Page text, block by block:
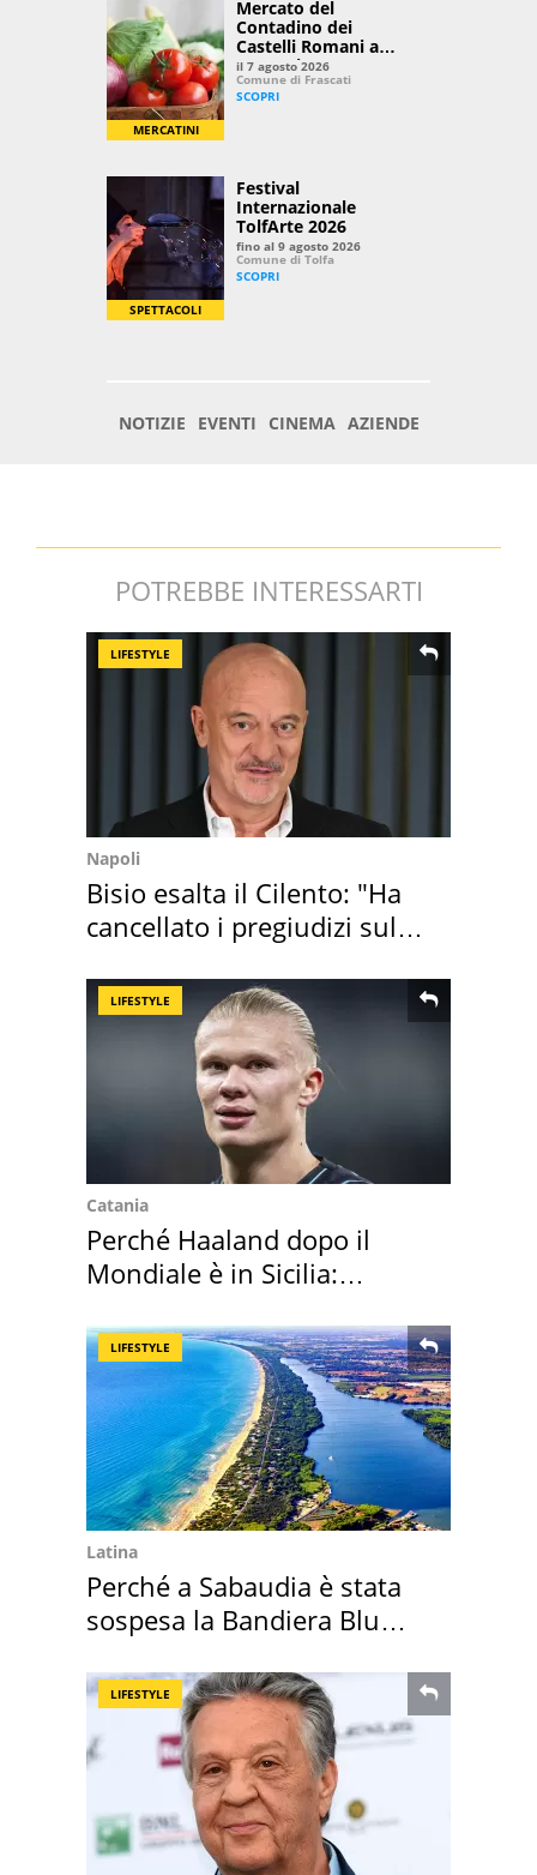
POTREBBE INTERESSARTI
LIFESTYLE
Napoli
Bisio esalta il Cilento: "Ha
cancellato i pregiudizi sul
LIFESTYLE
Catania
Perché Haaland dopo il
Mondiale è in Sicilia:
LIFESTYLE
Latina
Perché a Sabaudia è stata
sospesa la Bandiera Blu
LIFESTYLE